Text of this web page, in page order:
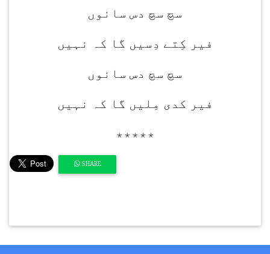
سچ سچ دس سانوں
فیر کِتے دِسیں گا کہ نہیں
سچ سچ دس سانوں
فیر کدی مِلیں گا کہ نہیں
٭٭٭٭٭
SHARE